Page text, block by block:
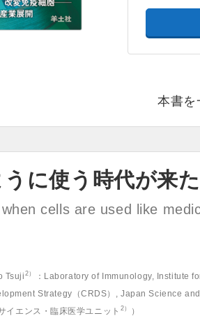
本書を
に使う時代が来た
cells are used like
Tsuji 2） ：Laboratory of Immunology, Institute
Strategy（CRDS）, Japan Science and
イエンス・臨床医学ユニット 2） ）